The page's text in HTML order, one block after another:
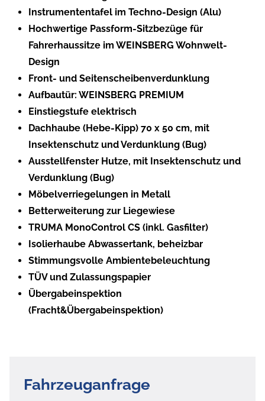
Instrumententafel im Techno-Design (Alu)
Hochwertige Passform-Sitzbezüge für
Fahrerhaussitze im WEINSBERG Wohnwelt-
Design
Front- und Seitenscheibenverdunklung
Aufbautür: WEINSBERG PREMIUM
Einstiegstufe elektrisch
Dachhaube (Hebe-Kipp) 70 x 50 cm, mit
Insektenschutz und Verdunklung (Bug)
Ausstellfenster Hutze, mit Insektenschutz und
Verdunklung (Bug)
Möbelverriegelungen in Metall
Betterweiterung zur Liegewiese
TRUMA MonoControl CS (inkl. Gasfilter)
Isolierhaube Abwassertank, beheizbar
Stimmungsvolle Ambientebeleuchtung
TÜV und Zulassungspapier
Übergabeinspektion
(Fracht&Übergabeinspektion)
Fahrzeuganfrage